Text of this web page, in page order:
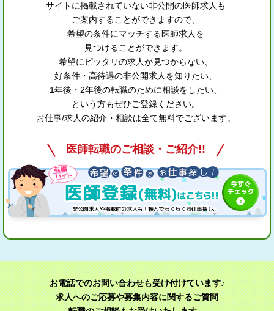
サイトに掲載されていない非公開の医師求人も
ご案内することができますので、
希望の条件にマッチする医師求人を
見つけることができます。
希望にピッタリの求人が見つからない、
好条件・高待遇の非公開求人を知りたい、
1年後・2年後の転職のために相談をしたい、
という方もぜひご登録ください。
お仕事/求人の紹介・相談は全て無料でございます。
医師転職のご相談・ご紹介!!
お電話でのお問い合わせも受け付けています♪
求人へのご応募や募集内容に関するご質問